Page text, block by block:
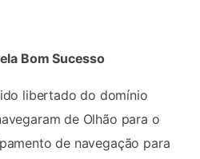
Bom Sucesso
libertado do domínio
de Olhão para o
de navegação para